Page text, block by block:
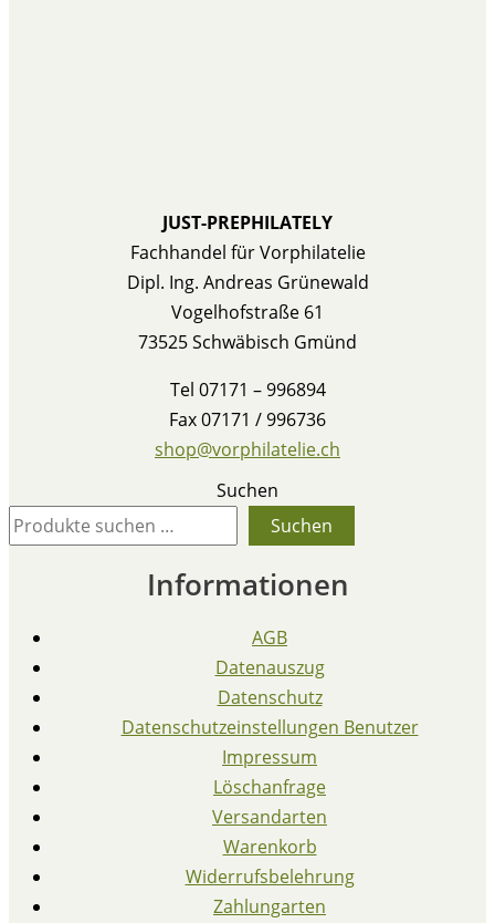
JUST-PREPHILATELY
Fachhandel für Vorphilatelie
Dipl. Ing. Andreas Grünewald
Vogelhofstraße 61
73525 Schwäbisch Gmünd
Tel 07171 – 996894
Fax 07171 / 996736
shop@vorphilatelie.ch
Suchen
Suchen
Informationen
AGB
Datenauszug
Datenschutz
Datenschutzeinstellungen Benutzer
Impressum
Löschanfrage
Versandarten
Warenkorb
Widerrufsbelehrung
Zahlungarten